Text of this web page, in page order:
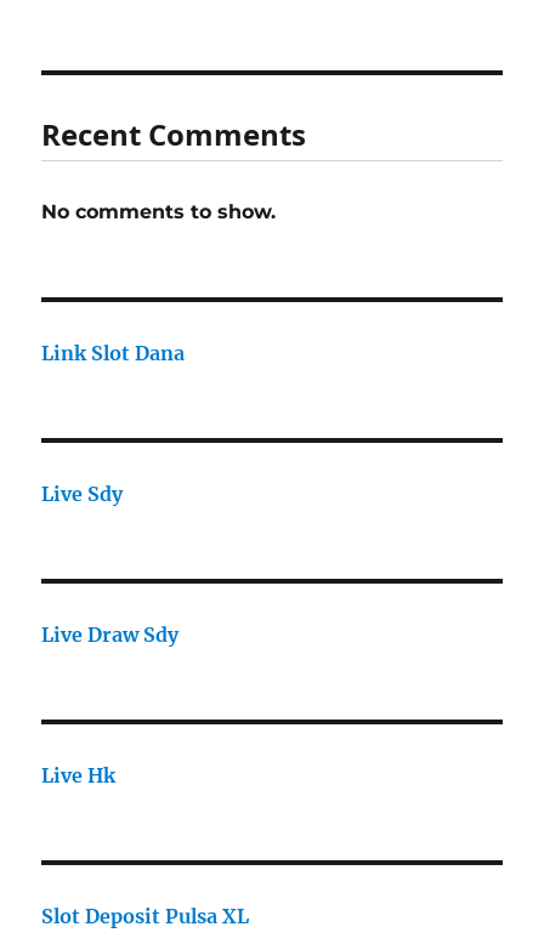
Recent Comments
No comments to show.
Link Slot Dana
Live Sdy
Live Draw Sdy
Live Hk
Slot Deposit Pulsa XL